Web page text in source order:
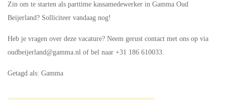
Zin om te starten als parttime kassamedewerker in Gamma Oud
Beijerland? Solliciteer vandaag nog!
Heb je vragen over deze vacature? Neem gerust contact met ons op via
oudbeijerland@gamma.nl of bel naar +31 186 610033.
Getagd als: Gamma